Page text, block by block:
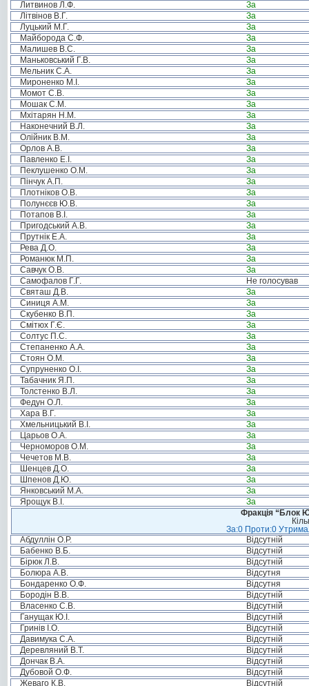
Литвинов Л.Ф.
За
Літвінов В.Г.
За
Луцький М.Г.
За
Майборода С.Ф.
За
Малишев В.С.
За
Маньковський Г.В.
За
Мельник С.А.
За
Мироненко М.І.
За
Момот С.В.
За
Мошак С.М.
За
Мхітарян Н.М.
За
Наконечний В.Л.
За
Олійник В.М.
За
Орлов А.В.
За
Павленко Е.І.
За
Пеклушенко О.М.
За
Пінчук А.П.
За
Плотніков О.В.
За
Полунєєв Ю.В.
За
Потапов В.І.
За
Пригодський А.В.
За
Прутнік Е.А.
За
Рева Д.О.
За
Романюк М.П.
За
Савчук О.В.
За
Самофалов Г.Г.
Не голосував
Святаш Д.В.
За
Синиця А.М.
За
Скубенко В.П.
За
Смітюх Г.Є.
За
Солтус П.С.
За
Степаненко А.А.
За
Стоян О.М.
За
Супруненко О.І.
За
Табачник Я.П.
За
Толстенко В.Л.
За
Федун О.Л.
За
Хара В.Г.
За
Хмельницький В.І.
За
Царьов О.А.
За
Черноморов О.М.
За
Чечетов М.В.
За
Шенцев Д.О.
За
Шпенов Д.Ю.
За
Янковський М.А.
За
Ярощук В.І.
За
Фракція “Блок
За:0 Проти:0
Абдуллін О.Р.
Відсутній
Бабенко В.Б.
Відсутній
Бірюк Л.В.
Відсутній
Болюра А.В.
Відсутня
Бондаренко О.Ф.
Відсутня
Бородін В.В.
Відсутній
Власенко С.В.
Відсутній
Ганущак Ю.І.
Відсутній
Гринів І.О.
Відсутній
Давимука С.А.
Відсутній
Деревляний В.Т.
Відсутній
Дончак В.А.
Відсутній
Дубовой О.Ф.
Відсутній
Жеваго К.В.
Відсутній